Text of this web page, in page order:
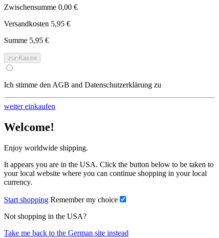
Zwischensumme 0,00 €
Versandkosten 5,95 €
Summe 5,95 €
zur Kasse
Ich stimme den AGB and Datenschutzerklärung zu
weiter einkaufen
Welcome!
Enjoy worldwide shipping.
It appears you are in the USA. Click the button below to be taken to
your local website where you can continue shopping in your local
currency.
Start shopping Remember my choice
Not shopping in the USA?
Take me back to the German site instead